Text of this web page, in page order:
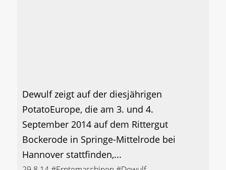
Dewulf zeigt auf der diesjährigen
PotatoEurope, die am 3. und 4.
September 2014 auf dem Rittergut
Bockerode in Springe-Mittelrode bei
Hannover stattfinden,...